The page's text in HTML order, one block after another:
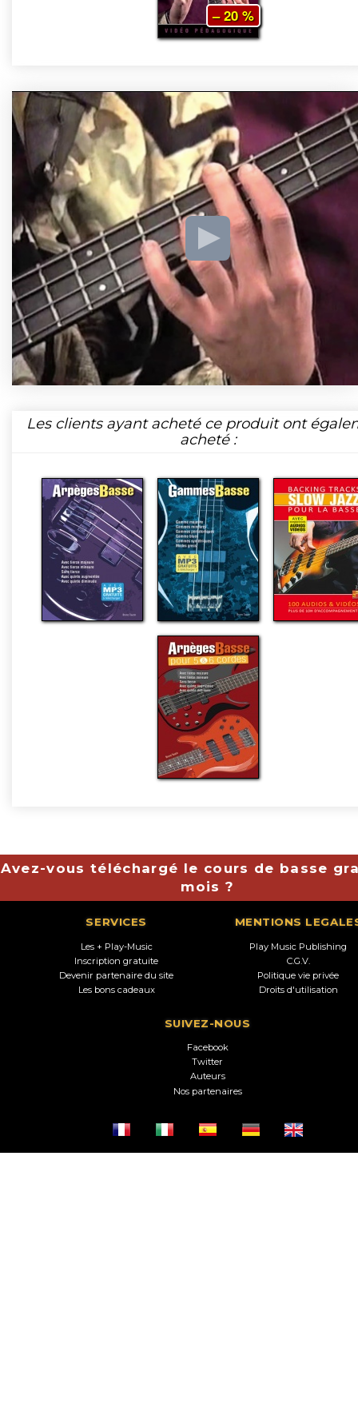
– 20 %
Les clients ayant acheté ce produit ont
acheté :
Avez-vous téléchargé le cours de basse
mois ?
SERVICES
Les + Play-Music
Inscription gratuite
Devenir partenaire du site
Les bons cadeaux
MENTIONS
Play Music Publishing
C.G.V.
Politique vie privée
Droits d'utilisation
SUIVEZ-NOUS
Facebook
Twitter
Auteurs
Nos partenaires